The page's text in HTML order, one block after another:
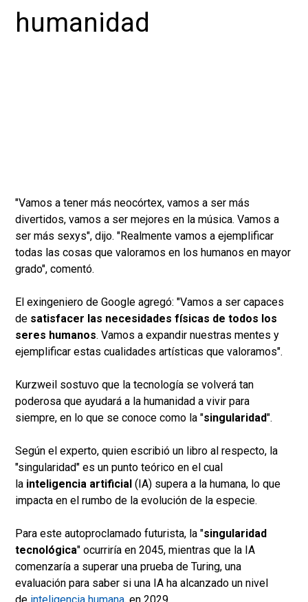
humanidad
"Vamos a tener más neocórtex, vamos a ser más
divertidos, vamos a ser mejores en la música. Vamos a
ser más sexys", dijo. "Realmente vamos a ejemplificar
todas las cosas que valoramos en los humanos en mayor
grado", comentó.
El exingeniero de Google agregó: "Vamos a ser capaces
de satisfacer las necesidades físicas de todos los
seres humanos. Vamos a expandir nuestras mentes y
ejemplificar estas cualidades artísticas que valoramos".
Kurzweil sostuvo que la tecnología se volverá tan
poderosa que ayudará a la humanidad a vivir para
siempre, en lo que se conoce como la "singularidad".
Según el experto, quien escribió un libro al respecto, la
"singularidad" es un punto teórico en el cual
la inteligencia artificial (IA) supera a la humana, lo que
impacta en el rumbo de la evolución de la especie.
Para este autoproclamado futurista, la "singularidad
tecnológica" ocurriría en 2045, mientras que la IA
comenzaría a superar una prueba de Turing, una
evaluación para saber si una IA ha alcanzado un nivel